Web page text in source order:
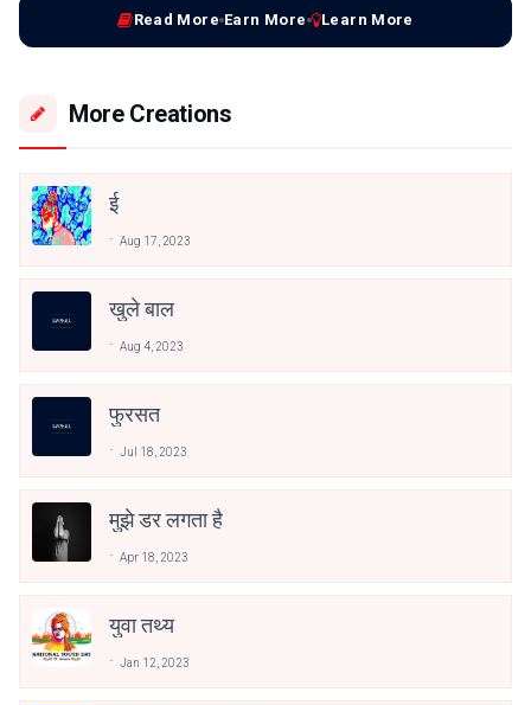
Read More Earn More Learn More
More Creations
ई
Aug 17, 2023
खुले बाल
Aug 4, 2023
फुरसत
Jul 18, 2023
मुझे डर लगता है
Apr 18, 2023
युवा तथ्य
Jan 12, 2023